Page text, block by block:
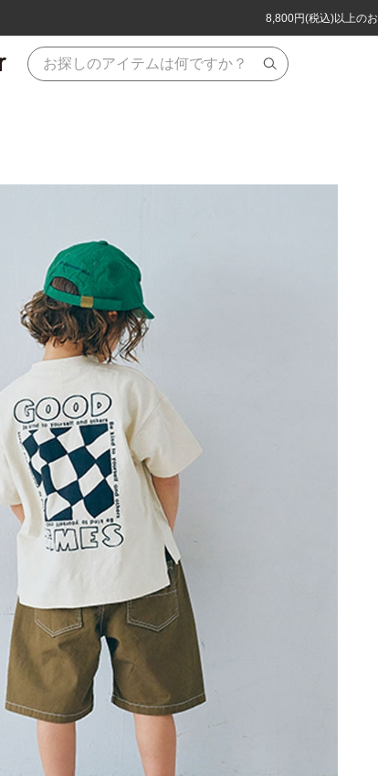
8,800円(税込)以上の
ほぼ全品半額！！8/12(
8,800円(税込)以上の
ほぼ全品半額！！8/12(